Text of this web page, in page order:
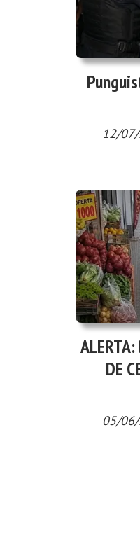
12/
ALERTA:
DE
05/